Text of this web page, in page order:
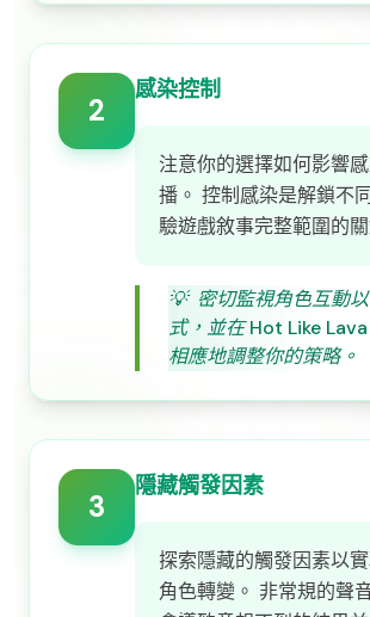
2
感染控制
注意你的選擇如何影響
播。 控制感染是解鎖不
驗遊戲敘事完整範圍的關
💡 密切監視角色互動
式，並在 Hot Like
相應地調整你的策略。
3
隱藏觸發因素
探索隱藏的觸發因素以
角色轉變。 非常規的聲